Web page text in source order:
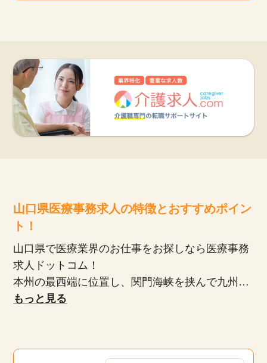
運営会社
山口県医療事務求人の特徴とおすすめポイン
ト！
山口県で医療業界のお仕事をお探しなら医療事務
求人ドットコム！
本州の最西端に位置し、関門海峡を挟んで九州と
隣接する山口県。日本三名橋の一つである錦帯橋
始めやすく、ライフスタイルに合わせた働き方が
もっと見る